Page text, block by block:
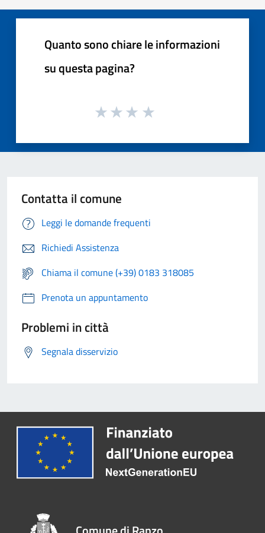
Quanto sono chiare le informazioni
su questa pagina?
Contatta il comune
Leggi le domande frequenti
Richiedi Assistenza
Chiama il comune (+39) 0183 318085
Prenota un appuntamento
Problemi in città
Segnala disservizio